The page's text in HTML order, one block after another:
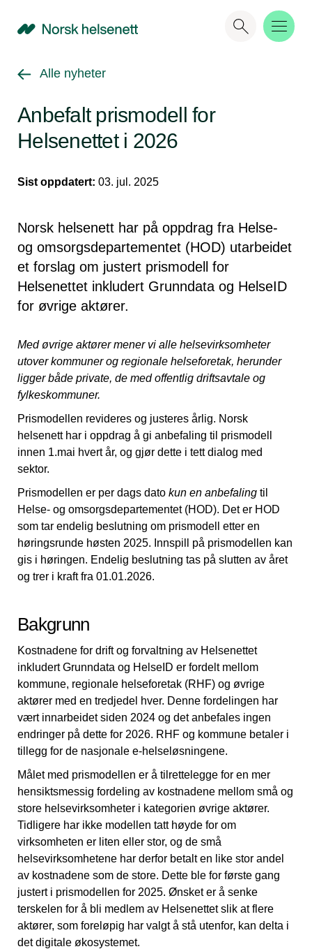
NHN
Gå tilbake til
Alle nyheter
Anbefalt prismodell for
Helsenettet i 2026
Sist oppdatert: 03. jul. 2025
Norsk helsenett har på oppdrag fra Helse-
og omsorgsdepartementet (HOD) utarbeidet
et forslag om justert prismodell for
Helsenettet inkludert Grunndata og HelseID
for øvrige aktører.
Med øvrige aktører mener vi alle helsevirksomheter
utover kommuner og regionale helseforetak, herunder
ligger både private, de med offentlig driftsavtale og
fylkeskommuner.
Prismodellen revideres og justeres årlig. Norsk
helsenett har i oppdrag å gi anbefaling til prismodell
innen 1.mai hvert år, og gjør dette i tett dialog med
sektor.
Prismodellen er per dags dato kun en anbefaling til
Helse- og omsorgsdepartementet (HOD). Det er HOD
som tar endelig beslutning om prismodell etter en
høringsrunde høsten 2025. Innspill på prismodellen kan
gis i høringen. Endelig beslutning tas på slutten av året
og trer i kraft fra 01.01.2026.
Bakgrunn
Kostnadene for drift og forvaltning av Helsenettet
inkludert Grunndata og HelseID er fordelt mellom
kommune, regionale helseforetak (RHF) og øvrige
aktører med en tredjedel hver. Denne fordelingen har
vært innarbeidet siden 2024 og det anbefales ingen
endringer på dette for 2026. RHF og kommune betaler i
tillegg for de nasjonale e-helseløsningene.
Målet med prismodellen er å tilrettelegge for en mer
hensiktsmessig fordeling av kostnadene mellom små og
store helsevirksomheter i kategorien øvrige aktører.
Tidligere har ikke modellen tatt høyde for om
virksomheten er liten eller stor, og de små
helsevirksomhetene har derfor betalt en like stor andel
av kostnadene som de store. Dette ble for første gang
justert i prismodellen for 2025. Ønsket er å senke
terskelen for å bli medlem av Helsenettet slik at flere
aktører, som foreløpig har valgt å stå utenfor, kan delta i
det digitale økosystemet.